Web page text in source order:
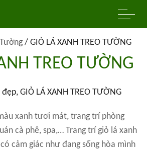
/ GIỎ LÁ XANH TREO TƯỜNG
TREO TƯỜNG
xanh tươi mát, trang trí phòng
cà phê, spa,… Trang trí giỏ lá xanh
cảm giác như đang sống hòa mình